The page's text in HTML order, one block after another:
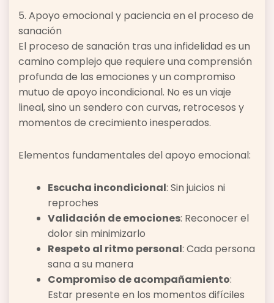
5. Apoyo emocional y paciencia en el proceso de
sanación
El proceso de sanación tras una infidelidad es un
camino complejo que requiere una comprensión
profunda de las emociones y un compromiso
mutuo de apoyo incondicional. No es un viaje
lineal, sino un sendero con curvas, retrocesos y
momentos de crecimiento inesperados.
Elementos fundamentales del apoyo emocional:
Escucha incondicional: Sin juicios ni
reproches
Validación de emociones: Reconocer el
dolor sin minimizarlo
Respeto al ritmo personal: Cada persona
sana a su manera
Compromiso de acompañamiento:
Estar presente en los momentos difíciles